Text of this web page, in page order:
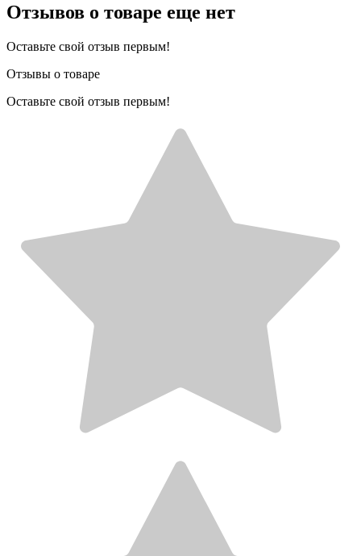
Отзывов о товаре еще нет
Оставьте свой отзыв первым!
Отзывы о товаре
Оставьте свой отзыв первым!